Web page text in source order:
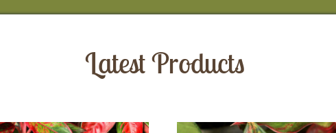
Latest Products